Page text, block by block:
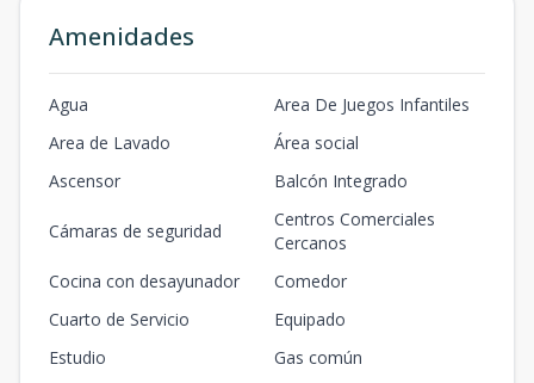
Amenidades
Agua
Area De Juegos Infantiles
Area de Lavado
Área social
Ascensor
Balcón Integrado
Cámaras de seguridad
Centros Comerciales
Cercanos
Cocina con desayunador
Comedor
Cuarto de Servicio
Equipado
Estudio
Gas común